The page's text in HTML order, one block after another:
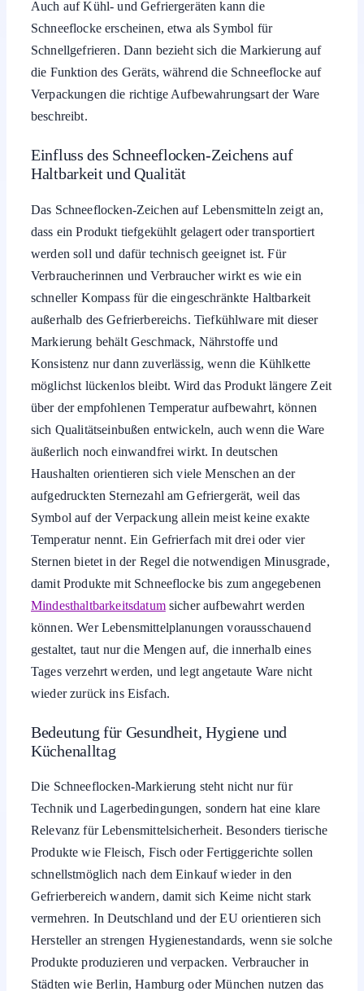
Auch auf Kühl- und Gefriergeräten kann die
Schneeflocke erscheinen, etwa als Symbol für
Schnellgefrieren. Dann bezieht sich die Markierung auf
die Funktion des Geräts, während die Schneeflocke auf
Verpackungen die richtige Aufbewahrungsart der Ware
beschreibt.
Einfluss des Schneeflocken-Zeichens auf
Haltbarkeit und Qualität
Das Schneeflocken-Zeichen auf Lebensmitteln zeigt an,
dass ein Produkt tiefgekühlt gelagert oder transportiert
werden soll und dafür technisch geeignet ist. Für
Verbraucherinnen und Verbraucher wirkt es wie ein
schneller Kompass für die eingeschränkte Haltbarkeit
außerhalb des Gefrierbereichs. Tiefkühlware mit dieser
Markierung behält Geschmack, Nährstoffe und
Konsistenz nur dann zuverlässig, wenn die Kühlkette
möglichst lückenlos bleibt. Wird das Produkt längere Zeit
über der empfohlenen Temperatur aufbewahrt, können
sich Qualitätseinbußen entwickeln, auch wenn die Ware
äußerlich noch einwandfrei wirkt. In deutschen
Haushalten orientieren sich viele Menschen an der
aufgedruckten Sternezahl am Gefriergerät, weil das
Symbol auf der Verpackung allein meist keine exakte
Temperatur nennt. Ein Gefrierfach mit drei oder vier
Sternen bietet in der Regel die notwendigen Minusgrade,
damit Produkte mit Schneeflocke bis zum angegebenen
Mindesthaltbarkeitsdatumsicher aufbewahrt werden
können. Wer Lebensmittelplanungen vorausschauend
gestaltet, taut nur die Mengen auf, die innerhalb eines
Tages verzehrt werden, und legt angetaute Ware nicht
wieder zurück ins Eisfach.
Bedeutung für Gesundheit, Hygiene und
Küchenalltag
Die Schneeflocken-Markierung steht nicht nur für
Technik und Lagerbedingungen, sondern hat eine klare
Relevanz für Lebensmittelsicherheit. Besonders tierische
Produkte wie Fleisch, Fisch oder Fertiggerichte sollen
schnellstmöglich nach dem Einkauf wieder in den
Gefrierbereich wandern, damit sich Keime nicht stark
vermehren. In Deutschland und der EU orientieren sich
Hersteller an strengen Hygienestandards, wenn sie solche
Produkte produzieren und verpacken. Verbraucher in
Städten wie Berlin, Hamburg oder München nutzen das